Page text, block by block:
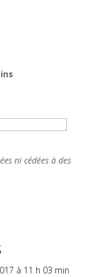
ni cédées à des
à 11 h 03 min